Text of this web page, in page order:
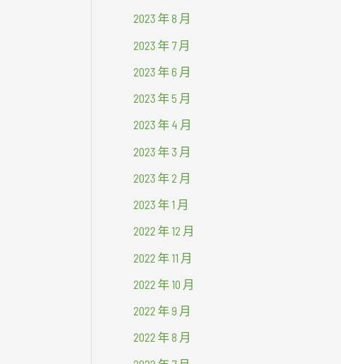
2023 年 8 月
2023 年 7 月
2023 年 6 月
2023 年 5 月
2023 年 4 月
2023 年 3 月
2023 年 2 月
2023 年 1 月
2022 年 12 月
2022 年 11 月
2022 年 10 月
2022 年 9 月
2022 年 8 月